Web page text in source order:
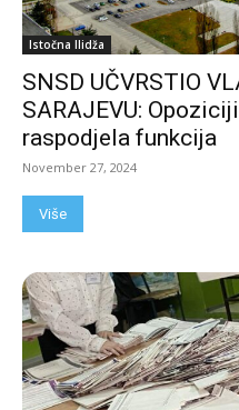
Istočna Ilidža
SNSD UČVRSTIO
SARAJEVU:
raspodjela funkcija
November 27, 2024
Više